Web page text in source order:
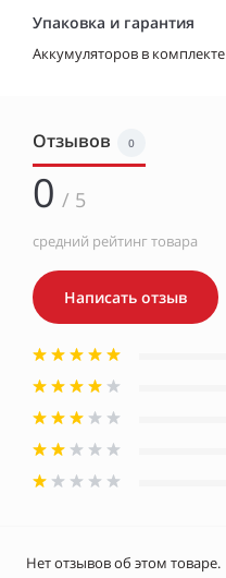
Упаковка и гарантия
Аккумуляторов в комплекте
Отзывов 0
0 / 5
средний рейтинг товара
Написать отзыв
Нет отзывов об этом товаре.